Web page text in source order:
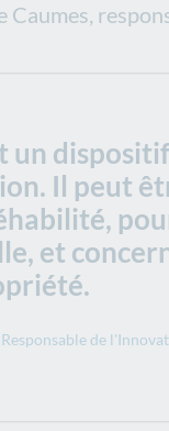
un
Il peut
et
Responsable de